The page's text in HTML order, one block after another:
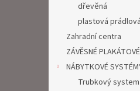
dřevěná
plastová prádlová
Zahradní centra
ZÁVĚSNÉ
NÁBYTKOVÉ
Trubkový system